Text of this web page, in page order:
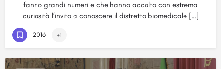
fanno grandi numeri e che hanno accolto con estrema
curiosità l’invito a conoscere il distretto biomedicale […]
2016 +1